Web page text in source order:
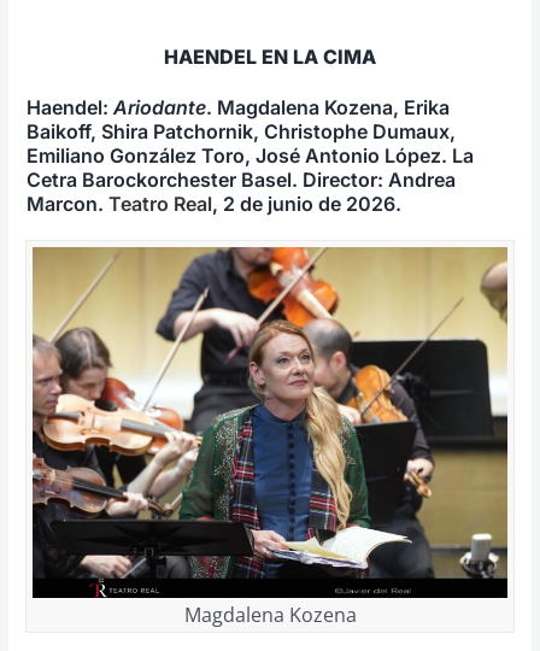
HAENDEL EN LA CIMA
Haendel: Ariodante. Magdalena Kozena, Erika
Baikoff, Shira Patchornik, Christophe Dumaux,
Emiliano González Toro, José Antonio López. La
Cetra Barockorchester Basel. Director: Andrea
Marcon. Teatro Real, 2 de junio de 2026.
Magdalena Kozena